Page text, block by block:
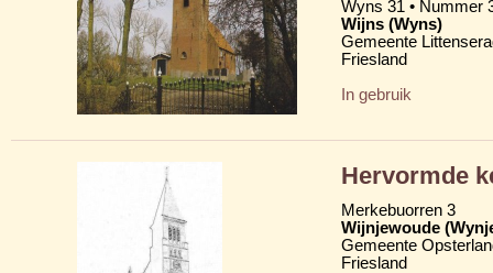
Wyns 31 • Nummer
Wijns (Wyns)
Gemeente
Friesland
In gebruik
Hervormde
Merkebuorren 3
Wijnjewoude
Gemeente
Friesland